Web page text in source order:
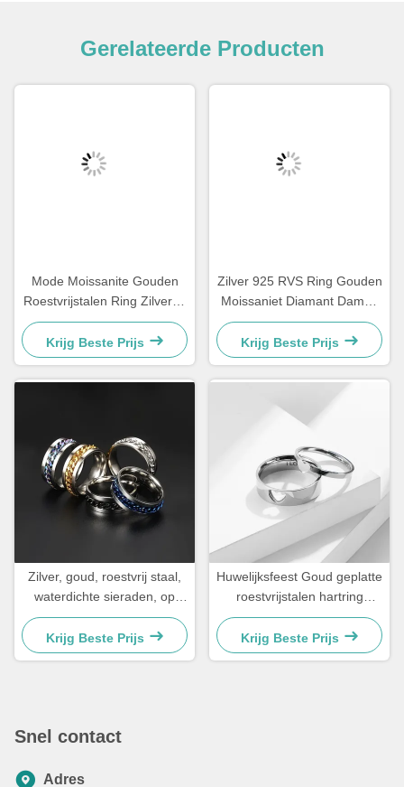
Gerelateerde Producten
Mode Moissanite Gouden
Roestvrijstalen Ring Zilveren
Diamant Dames
Verlovingsringen
Krijg Beste Prijs
Zilver 925 RVS Ring Gouden
Moissaniet Diamant Dames
Trouwringen
Krijg Beste Prijs
Zilver, goud, roestvrij staal,
waterdichte sieraden, op
maat
Krijg Beste Prijs
Huwelijksfeest Goud geplatte
roestvrijstalen hartring
Valentijnsdag Ring Custom
Krijg Beste Prijs
Snel contact
Adres